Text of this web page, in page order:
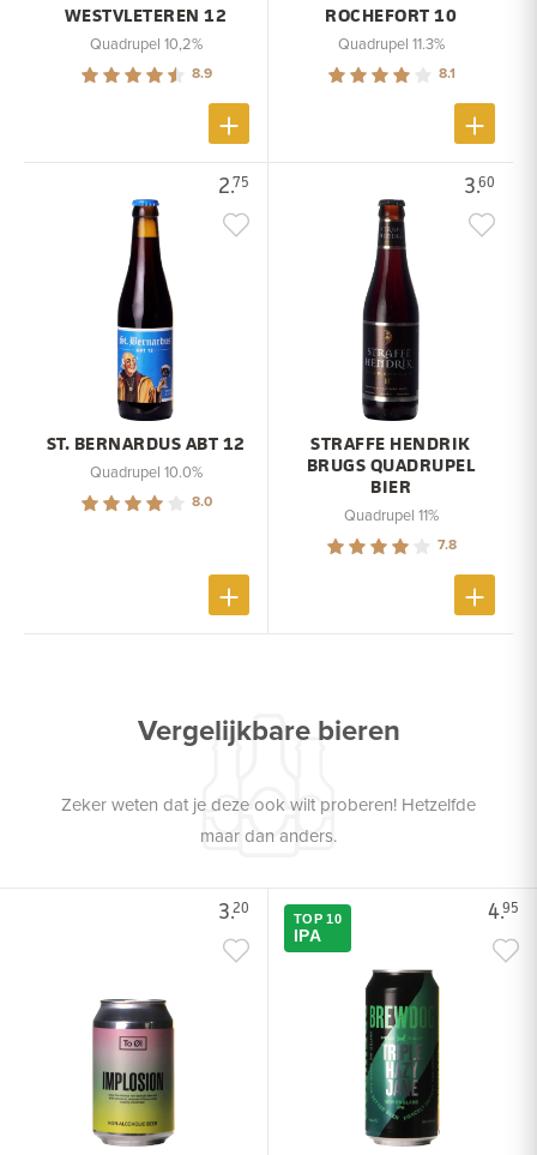
WESTVLETEREN 12
Quadrupel 10,2%
8.9
ROCHEFORT 10
Quadrupel 11.3%
8.1
2.75
ST. BERNARDUS ABT 12
Quadrupel 10.0%
8.0
3.60
STRAFFE HENDRIK
BRUGS QUADRUPEL
BIER
Quadrupel 11%
7.8
Vergelijkbare bieren
Zeker weten dat je deze ook wilt proberen! Hetzelfde
maar dan anders.
3.20 4.95
TOP 10
IPA